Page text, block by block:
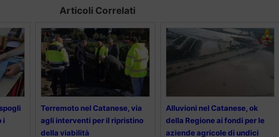
Articoli Correlati
i
Terremoto nel Catanese, via
agli interventi per il ripristino
della viabilità
Alluvioni nel Catanese, ok
della Regione ai fondi per le
aziende agricole di undici